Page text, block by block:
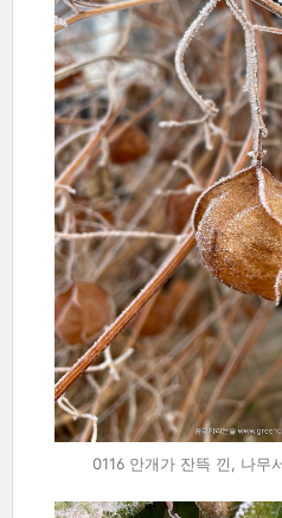
0116 안개가 잔뜩 낀, 나무